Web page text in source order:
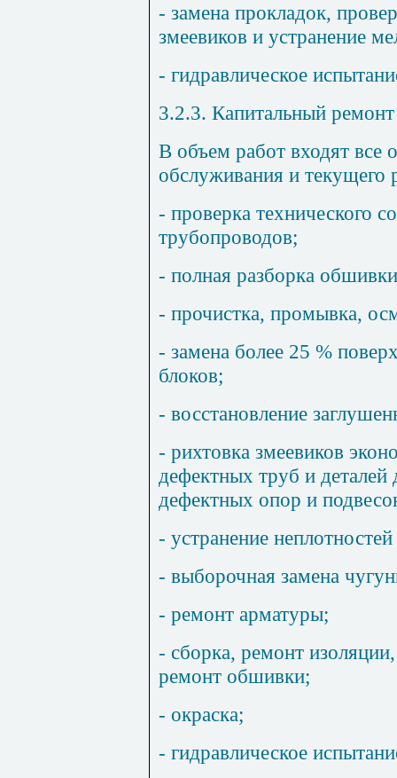
- замена прокладок,
змеевиков и устранение
- гидравлическое
3.2.3. Капитальный ремонт
В объем работ входят все
обслуживания и текущего
- проверка технического
трубопроводов;
- полная разборка
- прочистка, промывка,
- замена более 25 %
блоков;
- восстановление
- рихтовка змеевиков
дефектных труб и деталей
дефектных опор и
- устранение
- выборочная замена
- ремонт арматуры;
- сборка, ремонт
ремонт обшивки;
- окраска;
- гидравлическое